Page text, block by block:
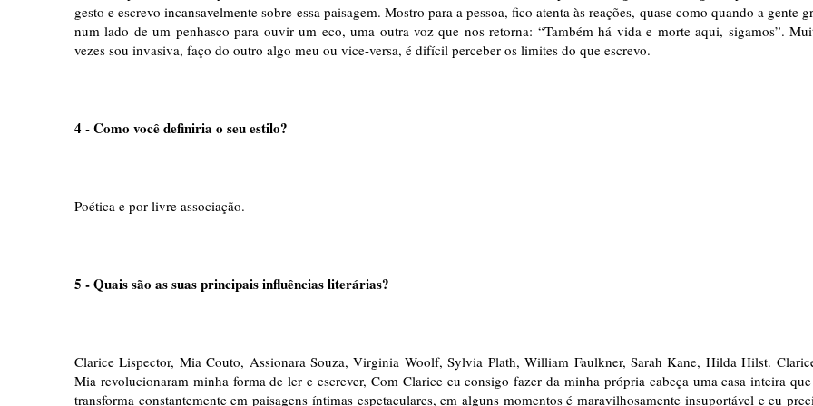
gesto e escrevo incansavelmente sobre essa paisagem. Mostro para a pessoa, fico atenta às reações, quase como quando a gente
num lado de um penhasco para ouvir um eco, uma outra voz que nos retorna: “Também há vida e morte aqui, sigamos”.
vezes sou invasiva, faço do outro algo meu ou vice-versa, é difícil perceber os limites do que escrevo.
4 - Como você definiria o seu estilo?
Poética e por livre associação.
5 - Quais são as suas principais influências literárias?
Clarice Lispector, Mia Couto, Assionara Souza, Virginia Woolf, Sylvia Plath, William Faulkner, Sarah Kane, Hilda Hilst.
Mia revolucionaram minha forma de ler e escrever, Com Clarice eu consigo fazer da minha própria cabeça uma casa inteira
transforma constantemente em paisagens íntimas espetaculares, em alguns momentos é maravilhosamente insuportável e eu